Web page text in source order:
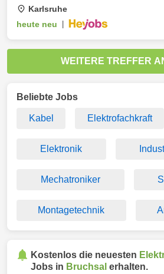
Karlsruhe
heute neu
WEITERE TREFFER
Beliebte Jobs
Kabel Elektrofachkraft
Elektronik
Mechatroniker
Montagetechnik
Kostenlos die neuesten
Jobs in Bruchsal erhalten.